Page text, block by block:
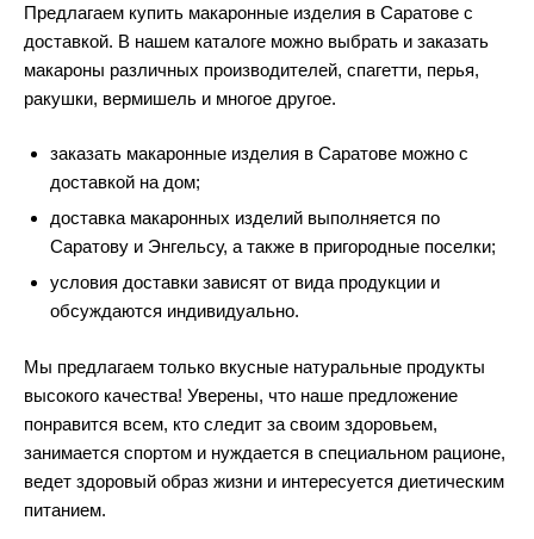
Предлагаем купить макаронные изделия в Саратове с
доставкой. В нашем каталоге можно выбрать и заказать
макароны различных производителей, спагетти, перья,
ракушки, вермишель и многое другое.
заказать макаронные изделия в Саратове можно с
доставкой на дом;
доставка макаронных изделий выполняется по
Саратову и Энгельсу, а также в пригородные поселки;
условия доставки зависят от вида продукции и
обсуждаются индивидуально.
Мы предлагаем только вкусные натуральные продукты
высокого качества! Уверены, что наше предложение
понравится всем, кто следит за своим здоровьем,
занимается спортом и нуждается в специальном рационе,
ведет здоровый образ жизни и интересуется диетическим
питанием.